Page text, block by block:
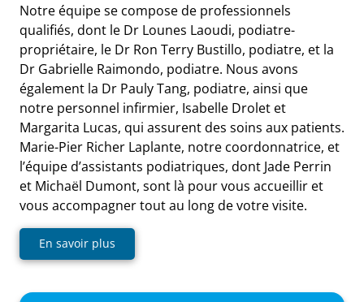
Notre équipe se compose de professionnels
qualifiés, dont le Dr Lounes Laoudi, podiatre-
propriétaire, le Dr Ron Terry Bustillo, podiatre, et la
Dr Gabrielle Raimondo, podiatre. Nous avons
également la Dr Pauly Tang, podiatre, ainsi que
notre personnel infirmier, Isabelle Drolet et
Margarita Lucas, qui assurent des soins aux patients.
Marie-Pier Richer Laplante, notre coordonnatrice, et
l’équipe d’assistants podiatriques, dont Jade Perrin
et Michaël Dumont, sont là pour vous accueillir et
vous accompagner tout au long de votre visite.
En savoir plus